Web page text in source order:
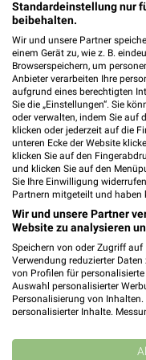
Essen,
450,90 km
Drogerie &
Hattingen und
6 Prospekte
Müller
Standardeinstellung nur
beibehalten.
Wir und unsere Partner
einem Gerät zu, wie z. B.
Browserspeichern, um
Anbieter verarbeiten Ihre
aufgrund eines berechtigten
Sie die „Einstellungen“. Sie
oder verwalten, indem Sie auf
klicken oder jederzeit auf die
unteren Ecke der Website
klicken Sie auf den
und klicken Sie auf den
Sie Ihre Einwilligung
Partnern mitgeteilt und haben
Wir und unsere Partner
Website zu analysieren
Speichern von oder Zugriff
Verwendung reduzierter
von Profilen für
Auswahl personalisierter
Personalisierung von
personalisierter Inhalte.
Kombinationen von Daten
Verbesserung der Angebote.